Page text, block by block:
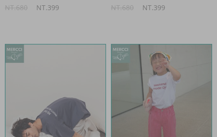
NT.680
NT.399
NT.680
NT.399